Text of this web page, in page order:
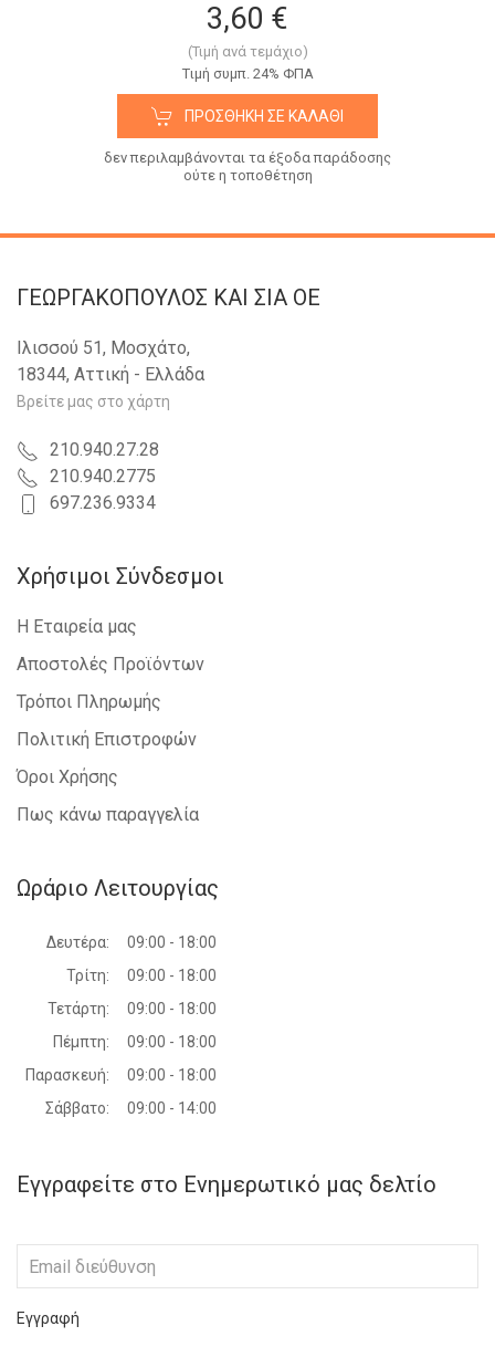
3,60 €
(Τιμή ανά τεμάχιο)
Tιμή συμπ. 24% ΦΠΑ
ΠΡΟΣΘΉΚΗ ΣΕ ΚΑΛΆΘΙ
δεν περιλαμβάνονται τα έξοδα παράδοσης
ούτε η τοποθέτηση
ΓΕΩΡΓΑΚΟΠΟΥΛΟΣ KAI ΣΙΑ OE
Ιλισσού 51, Μοσχάτο,
18344, Αττική - Ελλάδα
Βρείτε μας στο χάρτη
210.940.27.28
210.940.2775
697.236.9334
Χρήσιμοι Σύνδεσμοι
Η Εταιρεία μας
Αποστολές Προϊόντων
Τρόποι Πληρωμής
Πολιτική Επιστροφών
Όροι Χρήσης
Πως κάνω παραγγελία
Ωράριο Λειτουργίας
Δευτέρα:
09:00 - 18:00
Τρίτη:
09:00 - 18:00
Τετάρτη:
09:00 - 18:00
Πέμπτη:
09:00 - 18:00
Παρασκευή:
09:00 - 18:00
Σάββατο:
09:00 - 14:00
Εγγραφείτε στο Ενημερωτικό μας δελτίο
Εγγραφή